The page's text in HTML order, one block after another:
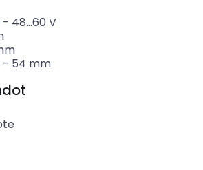
- 48...60 V
- 54 mm